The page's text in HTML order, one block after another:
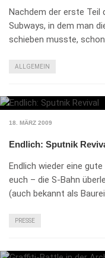
Nachdem der erste Teil
Subways, in dem man
schieben musste,
ALLGEMEIN
18. MÄRZ 2009
Endlich: Sputnik
Endlich wieder eine
euch – die S-Bahn
(auch bekannt als
PRESSE